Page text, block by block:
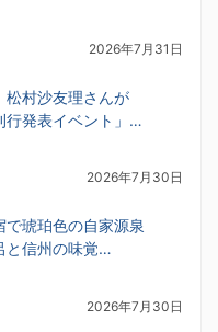
2026年7月31日
松村沙友理さんが
行発表イベント」…
2026年7月30日
で琥珀色の自家源泉
と信州の味覚…
2026年7月30日